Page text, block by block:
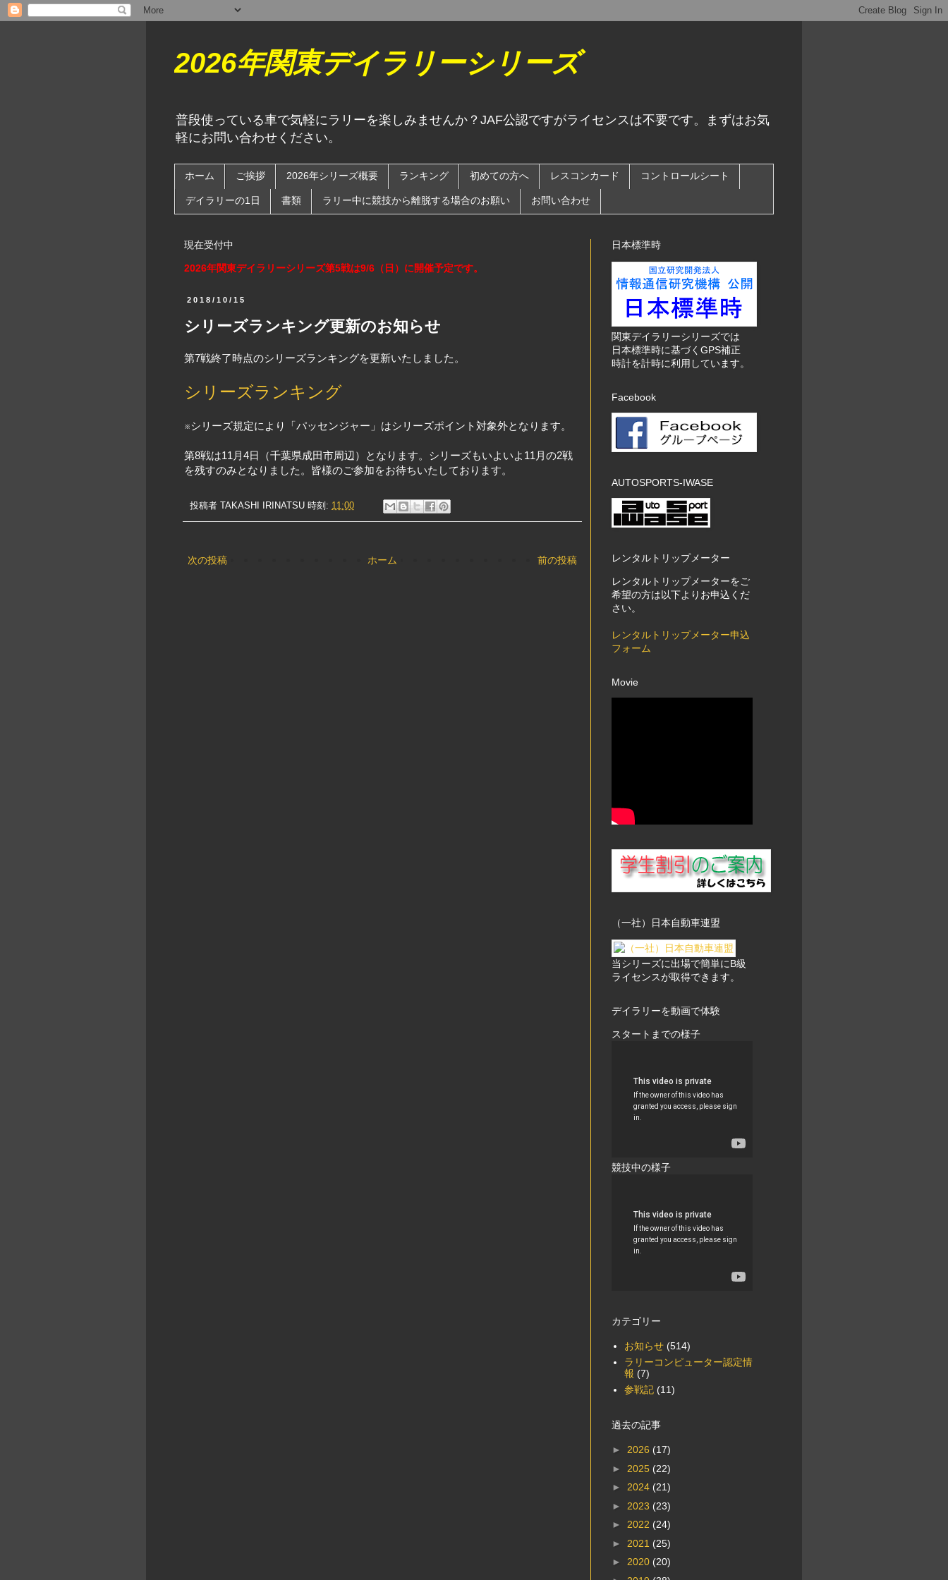
2026年関東デイラリーシリーズ
普段使っている車で気軽にラリーを楽しみませんか？JAF公認ですがライセンスは不要です。まずはお気
軽にお問い合わせください。
ホーム ご挨拶 2026年シリーズ概要 ランキング 初めての方へ レスコンカード コントロールシート
デイラリーの1日 書類 ラリー中に競技から離脱する場合のお願い お問い合わせ
現在受付中
2026年関東デイラリーシリーズ第5戦は9/6（日）に開催予定です。
2018/10/15
シリーズランキング更新のお知らせ
第7戦終了時点のシリーズランキングを更新いたしました。
シリーズランキング
※シリーズ規定により「パッセンジャー」はシリーズポイント対象外となります。
第8戦は11月4日（千葉県成田市周辺）となります。シリーズもいよいよ11月の2戦
を残すのみとなりました。皆様のご参加をお待ちいたしております。
投稿者 TAKASHI IRINATSU 時刻: 11:00
次の投稿 前の投稿
ホーム
日本標準時
関東デイラリーシリーズでは
日本標準時に基づくGPS補正
時計を計時に利用しています。
Facebook
AUTOSPORTS-IWASE
レンタルトリップメーター
レンタルトリップメーターをご
希望の方は以下よりお申込くだ
さい。
レンタルトリップメーター申込
フォーム
Movie
（一社）日本自動車連盟
当シリーズに出場で簡単にB級
ライセンスが取得できます。
デイラリーを動画で体験
スタートまでの様子
競技中の様子
カテゴリー
お知らせ (514)
ラリーコンピューター認定情
報 (7)
参戦記 (11)
過去の記事
► 2026 (17)
► 2025 (22)
► 2024 (21)
► 2023 (23)
► 2022 (24)
► 2021 (25)
► 2020 (20)